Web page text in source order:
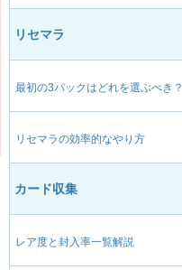
リセマラ
最初の3パックはどれを選ぶべき？
リセマラの効率的なやり方
カード収集
レア度と封入率一覧解説